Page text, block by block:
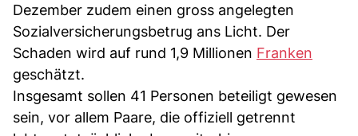
Dezember zudem einen gross angelegten
Sozialversicherungsbetrug ans Licht. Der
Schaden wird auf rund 1,9 Millionen Franken
geschätzt.
Insgesamt sollen 41 Personen beteiligt gewesen
sein, vor allem Paare, die offiziell getrennt